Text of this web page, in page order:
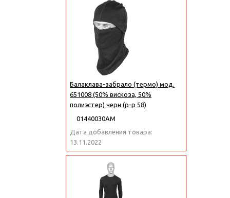
Балаклава-забрало (термо) мод.
651008 (50% вискоза, 50%
полиэстер) черн (р-р 58)
01440030АМ
Дата добавления товара:
13.11.2022